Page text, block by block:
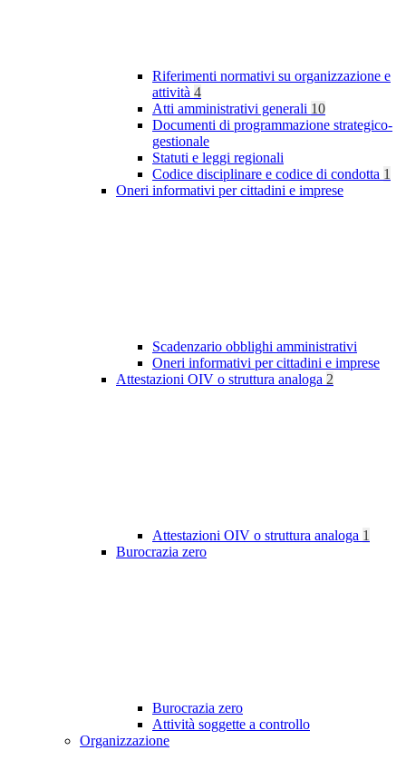
Riferimenti normativi su organizzazione e
attività 4
Atti amministrativi generali 10
Documenti di programmazione strategico-
gestionale
Statuti e leggi regionali
Codice disciplinare e codice di condotta 1
Oneri informativi per cittadini e imprese
Scadenzario obblighi amministrativi
Oneri informativi per cittadini e imprese
Attestazioni OIV o struttura analoga 2
Attestazioni OIV o struttura analoga 1
Burocrazia zero
Burocrazia zero
Attività soggette a controllo
Organizzazione